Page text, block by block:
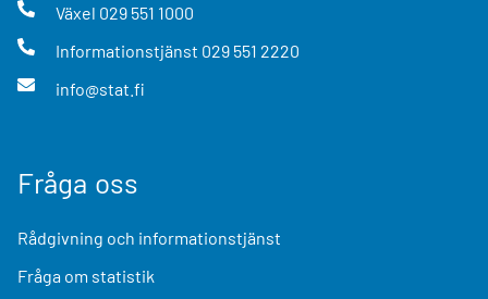
Växel 029 551 1000
Informationstjänst 029 551 2220
info@stat.fi
Fråga oss
Rådgivning och informationstjänst
Fråga om statistik